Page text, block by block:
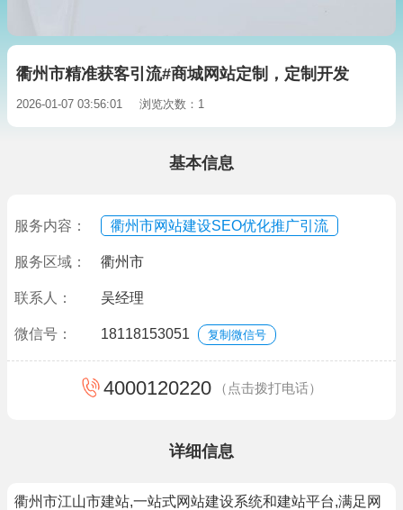
衢州市精准获客引流#商城网站定制，定制开发
2026-01-07 03:56:01 浏览次数：1
基本信息
服务内容： 衢州市网站建设SEO优化推广引流
服务区域： 衢州市
联系人： 吴经理
微信号： 18118153051 复制微信号
4000120220 （点击拨打电话）
详细信息
衢州市江山市建站,一站式网站建设系统和建站平台,满足网